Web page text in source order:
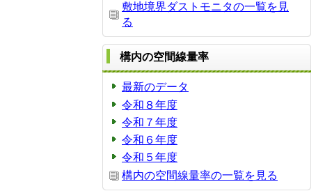
敷地境界ダストモニタの一覧を見
る
構内の空間線量率
最新のデータ
令和８年度
令和７年度
令和６年度
令和５年度
構内の空間線量率の一覧を見る